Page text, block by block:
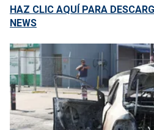
HAZ CLIC AQUÍ PARA
NEWS